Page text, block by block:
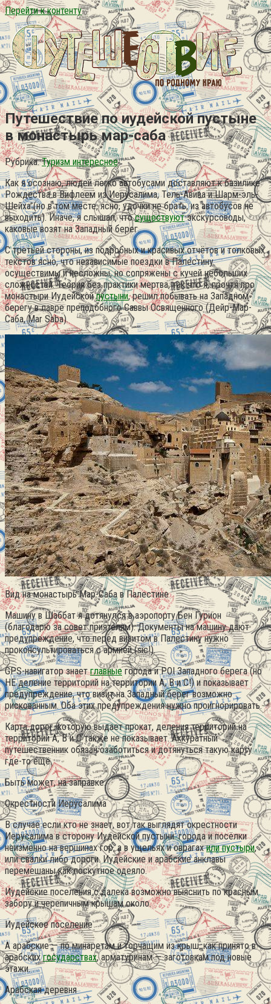
Перейти к контенту
Путешествие по иудейской пустыне
в монастырь мар-саба
Рубрика: Туризм интересное
Как я осознаю, людей легко автобусами доставляют к базилике
Рождества в Вифлеем из Иерусалима, Тель-Авива и Шарм-эль-
Шейха (но в том месте, ясно, удочки не брать, из автобусов не
выходить). Иначе, я слышал, чтосуществуютэкскурсоводы,
каковые возят на Западный берег.
С третьей стороны, из подробных и красивых отчётов и толковых
текстов ясно, что независимые поездки в Палестину
осуществимы и несложны, но сопряжены с кучей небольших
сложностей. Теория без практики мертва, так что я, прочтя про
монастыри Иудейскойпустыни, решил побывать на Западном
берегу в лавре преподобного Саввы Освященного (Дейр-Мар-
Саба, Mar Saba).
Вид на монастырь Мар-Саба в Палестине
Машину в Шаббат я дотянулся в аэропорту Бен Гурион
(благодарю за совет приятелям). Документы на машину дают
предупреждение, что перед визитом в Палестину нужно
проконсультироваться с армией (sic!).
GPS-навигатор знаетглавныегорода и POI Западного берега (но
НЕ деление территорий на территории A, B и С!) и показывает
предупреждение, что визит на Западный берег возможно
рискованным. Оба этих предупреждения нужно проигнорировать.
Карта дорог, которую выдает прокат, деления территорий на
территории A, B и С также не показывает. Аккуратный
путешественник обязан озаботиться и дотянуться такую карту
где-то ещё.
Быть может, на заправке.
Окрестности Иерусалима
В случае если кто не знает, вот так выглядят окрестности
Иерусалима в сторону Иудейской пустыни: города и посёлки
неизменно на вершинах гор, а в ущельях и оврагахили пустыри,
или свалки либо дороги. Иудейские и арабские анклавы
перемешаны как лоскутное одеяло.
Иудейские поселения с далека возможно выяснить по красным
забору и черепичным крышам около.
Иудейское поселение
А арабские — по минаретам и торчащим из крыш, как принято в
арабскихгосударствах, арматуринам — заготовкам под новые
этажи.
Арабская деревня